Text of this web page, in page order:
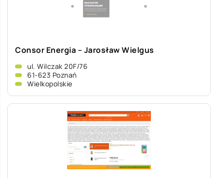
Consor Energia – Jarosław Wielgus
ul. Wilczak 20F/76
61-623 Poznań
Wielkopolskie